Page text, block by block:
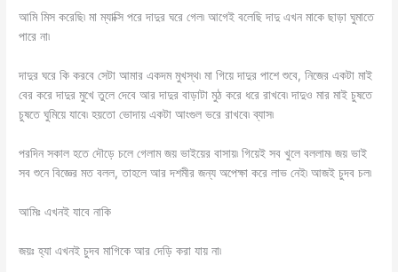
আমি মিস করেছি৷ মা ম্যাক্সি পরে দাদুর ঘরে গেল৷ আগেই বলেছি দাদু এখন মাকে ছাড়া ঘুমাতে
পারে না৷
দাদুর ঘরে কি করবে সেটা আমার একদম মুখস্থ৷ মা গিয়ে দাদুর পাশে শুবে, নিজের একটা মাই
বের করে দাদুর মুখে তুলে দেবে আর দাদুর বাড়াটা মুঠ করে ধরে রাখবে৷ দাদুও মার মাই চুষতে
চুষতে ঘুমিয়ে যাবে৷ হয়তো ভোদায় একটা আংগুল ভরে রাখবে৷ ব্যাস৷
পরদিন সকাল হতে দৌড়ে চলে গেলাম জয় ভাইয়ের বাসায়৷ গিয়েই সব খুলে বললাম৷ জয় ভাই
সব শুনে বিজ্ঞের মত বলল, তাহলে আর দশমীর জন্য অপেক্ষা করে লাভ নেই৷ আজই চুদব চল৷
আমিঃ এখনই যাবে নাকি
জয়ঃ হ্যা এখনই চুদব মাগিকে আর দেড়ি করা যায় না৷